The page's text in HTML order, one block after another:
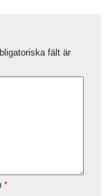
fält är
*